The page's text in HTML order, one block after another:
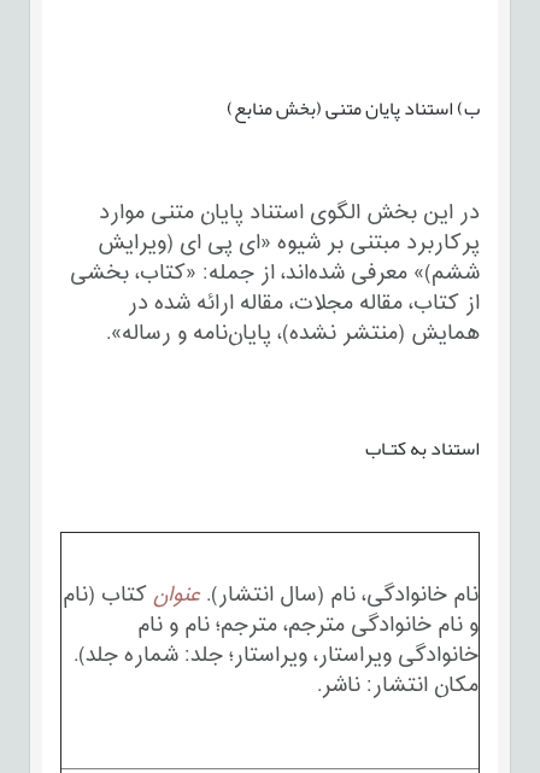
ب) استناد پایان متنی (بخش منابع)
در این بخش الگوی استناد پایان متنی موارد
پرکاربرد مبتنی بر شیوه «ای پی ای (ویرایش
ششم)» معرفی شده‌اند، از جمله: «کتاب، بخشی
از کتاب، مقاله مجلات، مقاله ارائه شده در
همایش (منتشر نشده)، پایان‌نامه و رساله».
استناد به کتـاب
نام خانوادگی، نام (سال انتشار).عنوانکتاب (نام
و نام خانوادگی مترجم، مترجم؛ نام و نام
خانوادگی ویراستار، ویراستار؛ جلد: شماره جلد).
مکان انتشار: ناشر.